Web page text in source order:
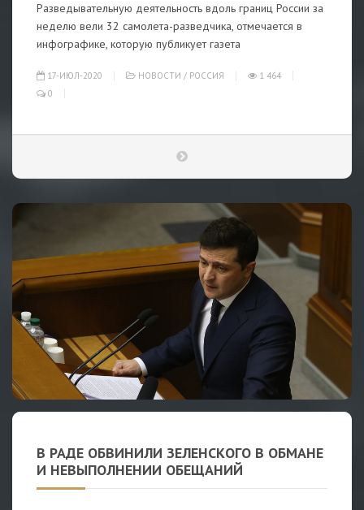
Разведывательную деятельность вдоль границ России за
неделю вели 32 самолета-разведчика, отмечается в
инфографике, которую публикует газета
17-ИЮЛ-2020 НОВОСТИ / РОССИЯ
1 464
0
В РАДЕ ОБВИНИЛИ ЗЕЛЕНСКОГО В ОБМАНЕ
И НЕВЫПОЛНЕНИИ ОБЕЩАНИЙ